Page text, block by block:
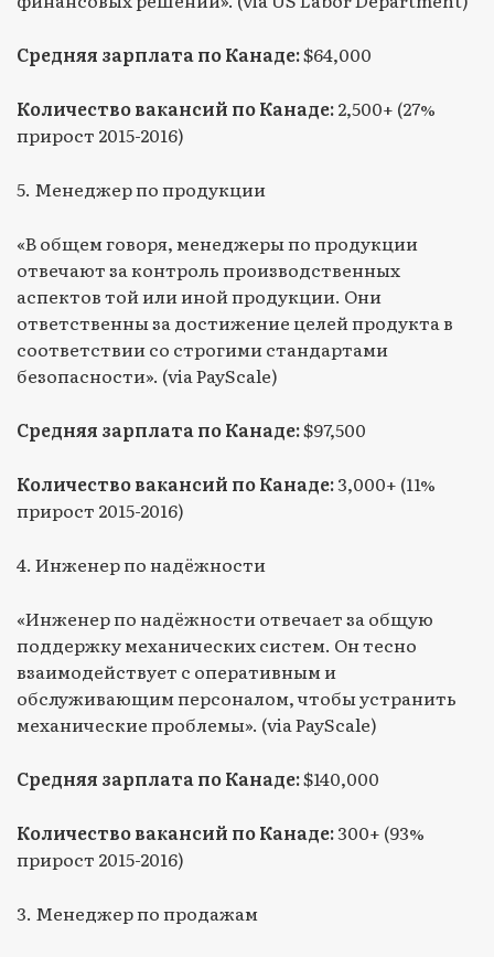
Средняя зарплата по Канаде:$64,000
Количество вакансий по Канаде:2,500+ (27%
прирост 2015-2016)
5. Менеджер по продукции
«В общем говоря, менеджеры по продукции
отвечают за контроль производственных
аспектов той или иной продукции. Они
ответственны за достижение целей продукта в
соответствии со строгими стандартами
безопасности». (via PayScale)
Средняя зарплата по Канаде:$97,500
Количество вакансий по Канаде:3,000+ (11%
прирост 2015-2016)
4. Инженер по надёжности
«Инженер по надёжности отвечает за общую
поддержку механических систем. Он тесно
взаимодействует с оперативным и
обслуживающим персоналом, чтобы устранить
механические проблемы». (via PayScale)
Средняя зарплата по Канаде:$140,000
Количество вакансий по Канаде:300+ (93%
прирост 2015-2016)
3. Менеджер по продажам